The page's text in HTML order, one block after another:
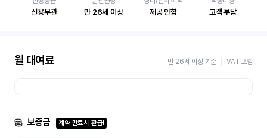
신용무관 만 26세 이상 제공 안함 고객 부담
월 대여료 만 26세 이상 기준 VAT 포함
보증금 계약 만료시 환급!